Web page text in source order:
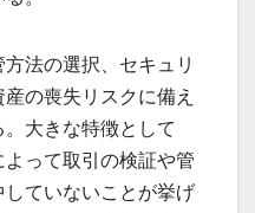
法の選択、セキュリ
の喪失リスクに備え
大きな特徴として
って取引の検証や管
ていないことが挙げ